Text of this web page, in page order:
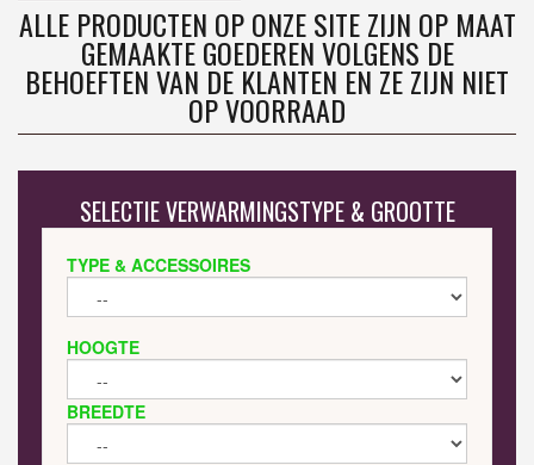
ALLE PRODUCTEN OP ONZE SITE ZIJN OP MAAT
GEMAAKTE GOEDEREN VOLGENS DE
BEHOEFTEN VAN DE KLANTEN EN ZE ZIJN NIET
OP VOORRAAD
SELECTIE VERWARMINGSTYPE & GROOTTE
TYPE & ACCESSOIRES
HOOGTE
BREEDTE